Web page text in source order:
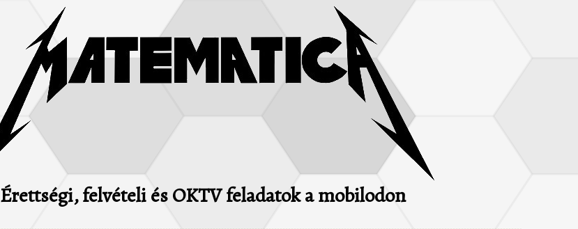
Érettségi, felvételi és OKTV feladatok a mobilodon